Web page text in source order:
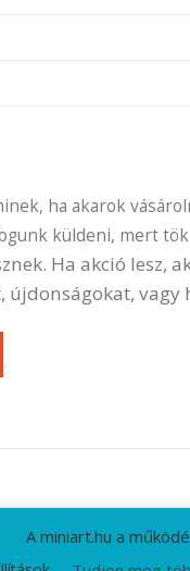
ha akarok
küldeni, mert
Ha akció lesz,
újdonságokat,
GYIK
A miniart.hu a